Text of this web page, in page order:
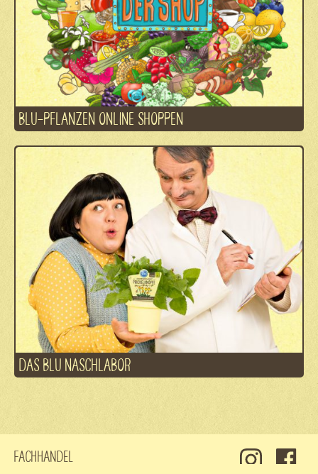
BLU-PFLANZEN ONLINE SHOPPEN
DAS BLU NASCHLABOR
Fachhandel